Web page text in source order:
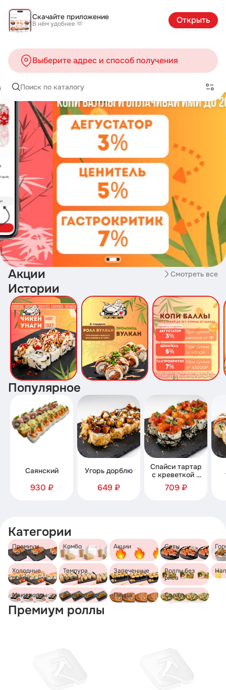
Скачайте приложение
В нём удобнее 🫶 Открыть
Выберите адрес и способ получения
Поиск по каталогу
Акции Смотреть все
Истории
Популярное
Саянский
930 ₽
Угорь дорблю
649 ₽
Спайси тартар
с креветкой и
семгой
709 ₽
Категории
Премиум
роллы
Комбо Акции Сеты
Холодные
роллы
Темпура
роллы
Запеченные
роллы
Роллы без
риса
Маки роллы Азия хот-дог Пицца Салаты
Премиум роллы